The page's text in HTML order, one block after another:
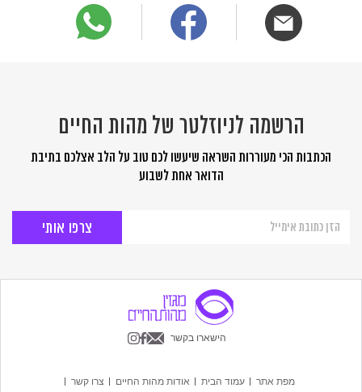
הרשמה לניוזלטר של מהות החיים
הכתבות הכי מעוררות השראה שיעשו לכם טוב על הלב אצלכם בתיבת
הדואר אחת לשבוע
לניוזלטר
החיים
הישארו בקשר
מפת אתר עמוד הבית אודות מהות החיים צרו קשר